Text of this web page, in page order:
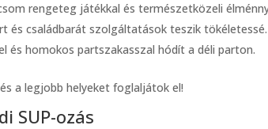
rengeteg játékkal és természetközeli
és családbarát szolgáltatások teszik tökéletessé.
és homokos partszakasszal hódít a déli parton.
a legjobb helyeket foglaljátok el!
SUP-ozás